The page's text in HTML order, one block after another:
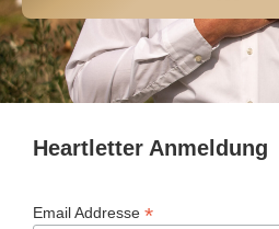
Heartletter Anmeldung
Email Addresse *